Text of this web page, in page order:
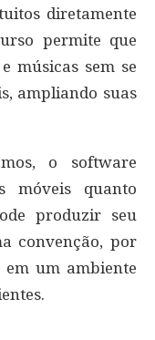
diretamente
permite que
músicas sem se
ampliando suas
o software
móveis quanto
produzir seu
convenção, por
em um ambiente